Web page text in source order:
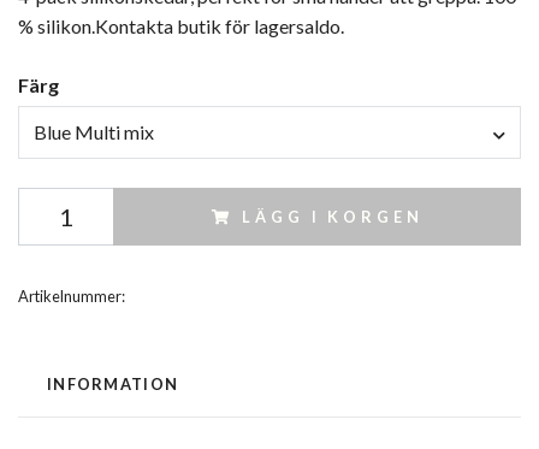
% silikon.Kontakta butik för lagersaldo.
Färg
Blue Multi mix
LÄGG I KORGEN
Artikelnummer:
INFORMATION